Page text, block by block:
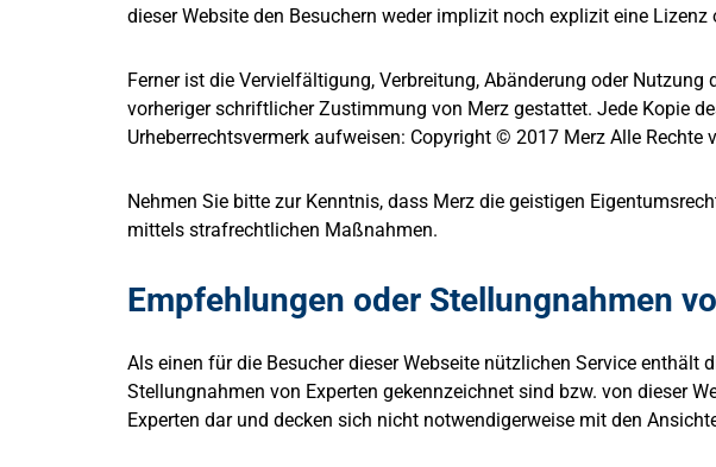
dieser Website den Besuchern weder implizit noch explizit eine Lizenz
Ferner ist die Vervielfältigung, Verbreitung, Abänderung oder
vorheriger schriftlicher Zustimmung von Merz gestattet. Jede Kopie
Urheberrechtsvermerk aufweisen: Copyright © 2017 Merz Alle Rechte
Nehmen Sie bitte zur Kenntnis, dass Merz die geistigen
mittels strafrechtlichen Maßnahmen.
Empfehlungen oder Stellungnahmen
Als einen für die Besucher dieser Webseite nützlichen Service
Stellungnahmen von Experten gekennzeichnet sind bzw. von dieser
Experten dar und decken sich nicht notwendigerweise mit den